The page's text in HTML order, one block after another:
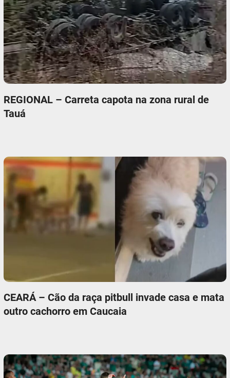
REGIONAL – Carreta capota na zona rural de
Tauá
CEARÁ – Cão da raça pitbull invade casa e mata
outro cachorro em Caucaia